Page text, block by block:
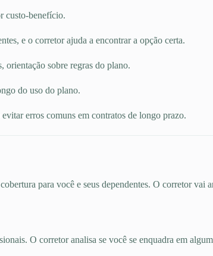
custo-benefício.
e o corretor ajuda a encontrar a opção certa.
orientação sobre regras do plano.
do uso do plano.
erros comuns em contratos de longo prazo.
para você e seus dependentes. O corretor
O corretor analisa se você se enquadra em